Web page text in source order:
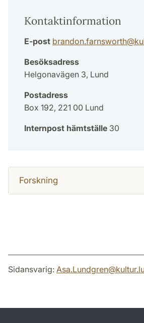
Kontaktinformation
E-post brandon.farnsworth@
Besöksadress
Helgonavägen 3, Lund
Postadress
Box 192, 221 00 Lund
Internpost hämtställe 30
Forskning
Sidansvarig: Asa.Lundgren@